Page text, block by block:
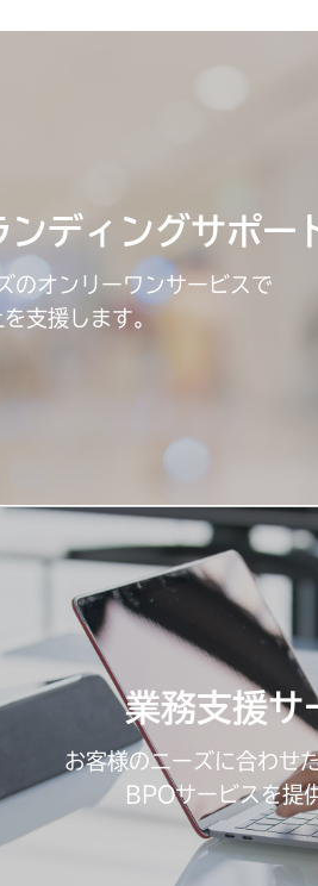
ンディングサポー
のオンリーワンサービスで
支援します。
業務支援サ
お客様のニーズに合わせ
BPOサービスを提